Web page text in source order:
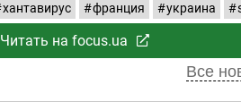
хантавирус франция украина
Читать на focus.ua
Все